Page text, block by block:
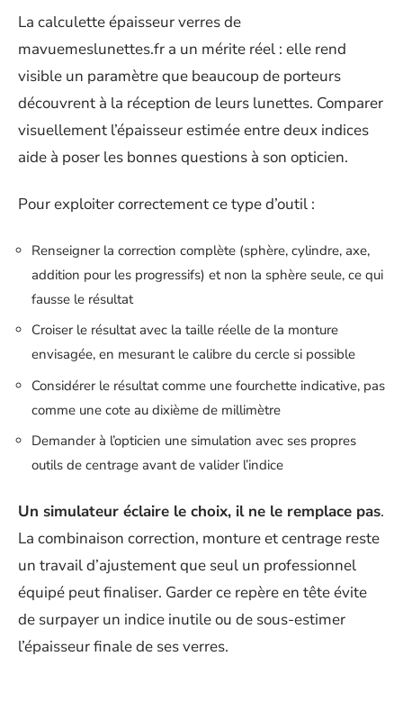
La calculette épaisseur verres de
mavuemeslunettes.fr a un mérite réel : elle rend
visible un paramètre que beaucoup de porteurs
découvrent à la réception de leurs lunettes. Comparer
visuellement l’épaisseur estimée entre deux indices
aide à poser les bonnes questions à son opticien.
Pour exploiter correctement ce type d’outil :
Renseigner la correction complète (sphère, cylindre, axe,
addition pour les progressifs) et non la sphère seule, ce qui
fausse le résultat
Croiser le résultat avec la taille réelle de la monture
envisagée, en mesurant le calibre du cercle si possible
Considérer le résultat comme une fourchette indicative, pas
comme une cote au dixième de millimètre
Demander à l’opticien une simulation avec ses propres
outils de centrage avant de valider l’indice
Un simulateur éclaire le choix, il ne le remplace pas.
La combinaison correction, monture et centrage reste
un travail d’ajustement que seul un professionnel
équipé peut finaliser. Garder ce repère en tête évite
de surpayer un indice inutile ou de sous-estimer
l’épaisseur finale de ses verres.